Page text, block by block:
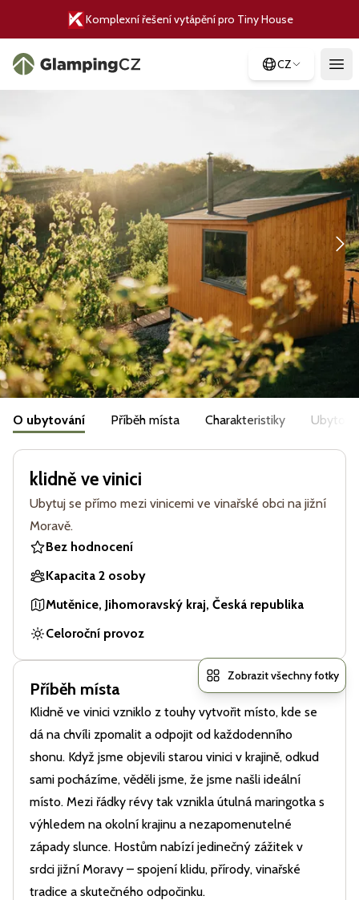
Komplexní řešení vytápění pro Tiny House
CZ
Zobrazit všechny fotky
O ubytování Příběh místa Charakteristiky
klidně ve vinici
Ubytuj se přímo mezi vinicemi ve vinařské obci na jižní
Moravě.
Bez hodnocení
Kapacita 2 osoby
Mutěnice, Jihomoravský kraj, Česká republika
Celoroční provoz
Příběh místa
Klidně ve vinici vzniklo z touhy vytvořit místo, kde se
dá na chvíli zpomalit a odpojit od každodenního
shonu. Když jsme objevili starou vinici v krajině, odkud
sami pocházíme, věděli jsme, že jsme našli ideální
místo. Mezi řádky révy tak vznikla útulná maringotka s
výhledem na okolní krajinu a nezapomenutelné
západy slunce. Hostům nabízí jedinečný zážitek v
srdci jižní Moravy – spojení klidu, přírody, vinařské
tradice a skutečného odpočinku.